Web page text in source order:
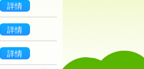
詳情
詳情
詳情